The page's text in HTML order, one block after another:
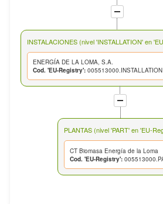
INSTALACIONES (nivel 'INSTALLATION' en
ENERGÍA DE LA LOMA, S.A.
Cod. 'EU-Registry': 005513000.INSTALLATION
PLANTAS (nivel 'PART' en 'EU-
CT Biomasa Energía de la Loma
Cod. 'EU-Registry':